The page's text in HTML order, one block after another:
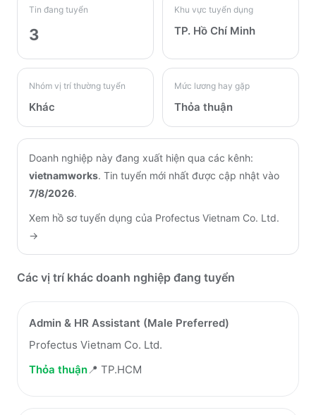
Tin đang tuyển
3
Khu vực tuyển dụng
TP. Hồ Chí Minh
Nhóm vị trí thường tuyển
Khác
Mức lương hay gặp
Thỏa thuận
Doanh nghiệp này đang xuất hiện qua các kênh:
vietnamworks. Tin tuyển mới nhất được cập nhật vào
7/8/2026.
Xem hồ sơ tuyển dụng của Profectus Vietnam Co. Ltd.
→
Các vị trí khác doanh nghiệp đang tuyển
Admin & HR Assistant (Male Preferred)
Profectus Vietnam Co. Ltd.
Thỏa thuận📍 TP.HCM